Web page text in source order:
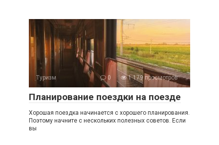
Туризм 0 1 179 просмотров
Планирование поездки на поезде
Хорошая поездка начинается с хорошего планирования.
Поэтому начните с нескольких полезных советов. Если
вы